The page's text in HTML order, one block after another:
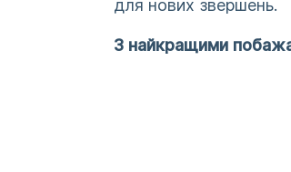
для нових звершень.
З найкращими